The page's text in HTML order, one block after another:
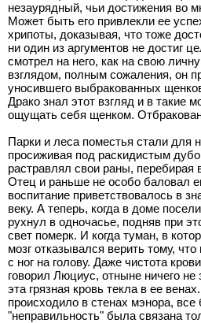
незаурядный, чьи достижения во
Может быть его привлекли ее
хрипоты, доказывая, что тоже
ни один из аргументов не достиг
смотрел на него, как на свою
взглядом, полным сожаления, он
уносившего выбракованных
Драко знал этот взгляд и в такие
ощущать себя щенком.
Парки и леса поместья стали для
просиживая под раскидистым
растравлял свои раны, перебирая
Отец и раньше не особо баловал
воспитание приветствовалось в
веку. А теперь, когда в доме
рухнул в одночасье, подняв при
свет померк. И когда туман, в
мозг отказывался верить тому,
с ног на голову. Даже чистота
говорил Люциус, отныне ничего
эта грязная кровь текла в ее
происходило в стенах мэнора,
"неправильность" была связана